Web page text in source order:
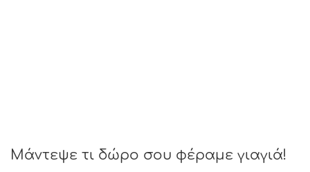
Μάντεψε τι δώρο σου φέραμε γιαγιά!